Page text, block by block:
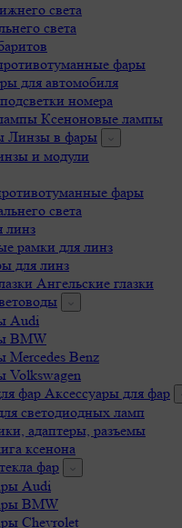
света
света
фары
для автомобиля
номера
Ксеноновые лампы
Линзы в фары
и модули
фары
света
линз
рамки для линз
для линз
Ангельские глазки
Audi
BMW
Mercedes Benz
Volkswagen
Аксессуары для фар
светодиодных ламп
адаптеры, разъемы
ксенона
фар
Audi
BMW
Chevrolet